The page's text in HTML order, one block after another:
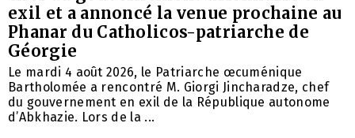
exil et a annoncé la venue prochaine au
Phanar du Catholicos-patriarche de
Géorgie
Le mardi 4 août 2026, le Patriarche œcuménique
Bartholomée a rencontré M. Giorgi Jincharadze, chef
du gouvernement en exil de la République autonome
d’Abkhazie. Lors de la ...